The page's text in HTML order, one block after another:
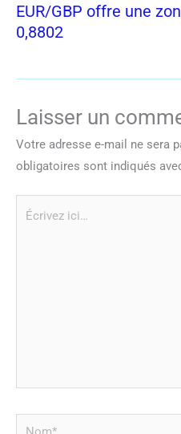
EUR/GBP offre une
0,8802
Laisser un
Votre adresse e-mail ne sera
obligatoires sont indiqués
Nom*